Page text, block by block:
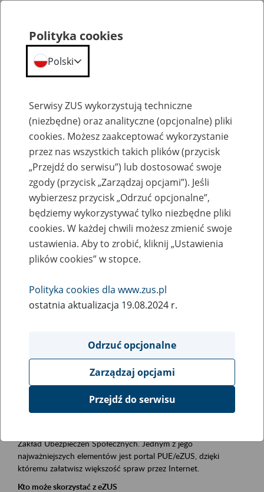
Szkolenia
Zaproś ZUS do siebie - zakładanie profili
eZUS w siedzibie Twojej firmy
Rodzaj wydarzenia
Szkolenia
Obszar merytoryczny
obsługa klientów
Opis wydarzenia
Platforma Usług Elektronicznych ZUS eZUS
Zakład Ubezpieczeń Społecznych. Jednym z jego
najważniejszych elementów jest portal PUE/eZUS, dzięki
któremu załatwisz większość spraw przez Internet.
Kto może skorzystać z eZUS
Polityka cookies
Polski
Serwisy ZUS wykorzystują techniczne
(niezbędne) oraz analityczne (opcjonalne) pliki
cookies. Możesz zaakceptować wykorzystanie
przez nas wszystkich takich plików (przycisk
„Przejdź do serwisu”) lub dostosować swoje
zgody (przycisk „Zarządzaj opcjami”). Jeśli
wybierzesz przycisk „Odrzuć opcjonalne”,
będziemy wykorzystywać tylko niezbędne pliki
cookies. W każdej chwili możesz zmienić swoje
ustawienia. Aby to zrobić, kliknij „Ustawienia
plików cookies” w stopce.
Polityka cookies dla www.zus.pl
ostatnia aktualizacja 19.08.2024 r.
Odrzuć opcjonalne
Zarządzaj opcjami
Przejdź do serwisu